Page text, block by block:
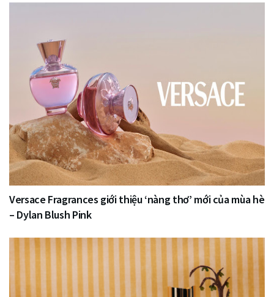
Versace Fragrances giới thiệu ‘nàng thơ’ mới của mùa hè
– Dylan Blush Pink